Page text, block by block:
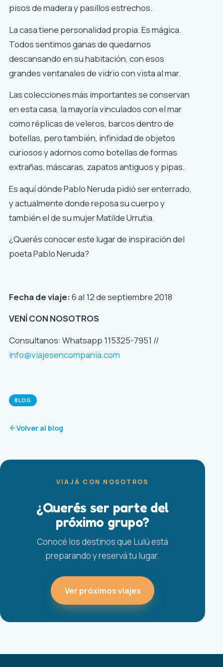
pisos de madera y pasillos estrechos.
La casa tiene personalidad propia. Es mágica.
Todos sentimos ganas de quedarnos
descansando en su habitación, con esos
grandes ventanales de vidrio con vista al mar.
Las colecciones más importantes se conservan
en esta casa, la mayoría vinculados con el mar
como réplicas de veleros, barcos dentro de
botellas, pero también, infinidad de objetos
curiosos y adornos como botellas de formas
extrañas, máscaras, zapatos antiguos y pipas.
Es aquídónde Pablo Neruda pidió ser enterrado,
y actualmente donde reposa su cuerpo y
también el de su mujer Matilde Urrutia.
¿Querés conocer este lugar de inspiración del
poeta Pablo Neruda?
Fecha de viaje:6 al 12 de septiembre 2018
VENÍ CON NOSOTROS
Consultanos: Whatsapp 115325-7951 //
info@viajesencompania.com
BLOG
Volver al blog
VIAJÁ CON NOSOTROS
¿Querés ser parte del
próximo grupo?
Conocé los destinos que Lulú está
preparando y reservá tu lugar.
Ver próximos viajes